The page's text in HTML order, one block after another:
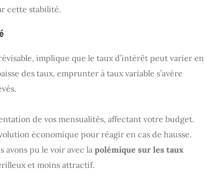
cette stabilité.
implique que le taux d’intérêt peut varier en
des taux, emprunter à taux variable s’avère
de vos mensualités, affectant votre budget.
économique pour réagir en cas de hausse.
avons pu le voir avec la polémique sur les taux
et moins attractif.